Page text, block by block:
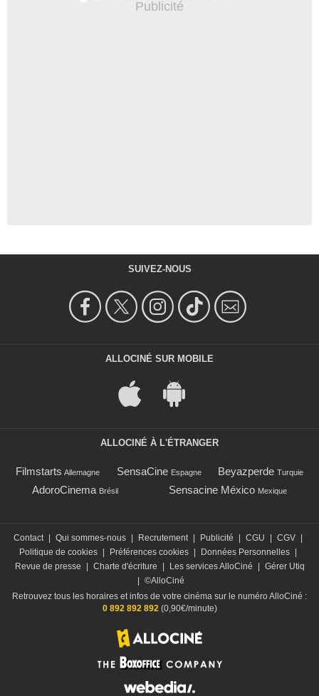
SUIVEZ-NOUS
ALLOCINÉ SUR MOBILE
ALLOCINÉ À L'ÉTRANGER
Filmstarts Allemagne SensaCine Espagne Beyazperde Turquie
AdoroCinema Brésil Sensacine México Mexique
Contact Qui sommes-nous Recrutement Publicité CGU CGV
Politique de cookies
Préférences cookies Données Personnelles
Revue de presse
Charte d'écriture Les services AlloCiné
Gérer Utiq
©AlloCiné
Retrouvez tous les horaires et infos de votre cinéma sur le numéro AlloCiné :
0 892 892 892(0,90€/minute)